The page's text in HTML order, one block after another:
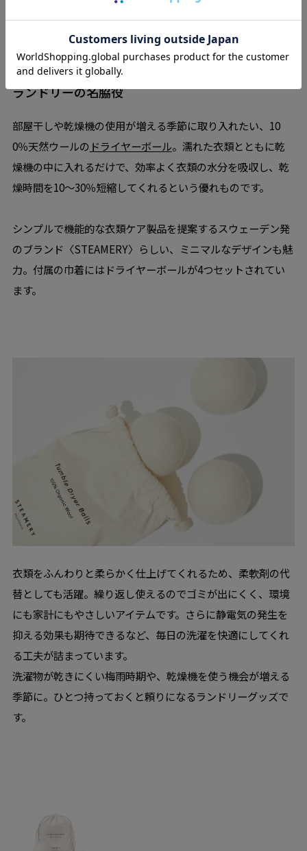
4. 乾燥時間を短縮する、
ランドリーの名脇役
部屋干しや乾燥機の使用が増える季節に取り入れたい、10
0％天然ウールの ドライヤーボール。濡れた衣類とともに乾
燥機の中に入れるだけで、効率よく衣類の水分を吸収し、乾
燥時間を10〜30％短縮してくれるという優れものです。
シンプルで機能的な衣類ケア製品を提案するスウェーデン発
のブランド〈STEAMERY〉らしい、ミニマルなデザインも魅
力。付属の巾着にはドライヤーボールが4つセットされてい
ます。
衣類をふんわりと柔らかく仕上げてくれるため、柔軟剤の代
替としても活躍。繰り返し使えるのでゴミが出にくく、環境
にも家計にもやさしいアイテムです。さらに静電気の発生を
抑える効果も期待できるなど、毎日の洗濯を快適にしてくれ
る工夫が詰まっています。
洗濯物が乾きにくい梅雨時期や、乾燥機を使う機会が増える
季節に。ひとつ持っておくと頼りになるランドリーグッズで
す。